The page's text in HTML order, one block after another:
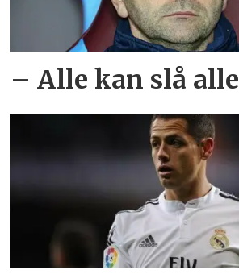
– Alle kan slå alle